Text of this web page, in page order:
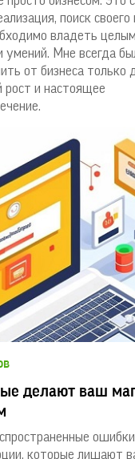
поиск своего
владеть целым
умений. Мне всегда
от бизнеса только
рост и настоящее
делают ваш
которые лишают